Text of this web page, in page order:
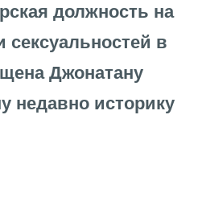
должность на
сексуальностей в
Джонатану
недавно историку